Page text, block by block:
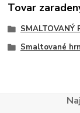
Tovar
SMALTOVANÝ
Smaltované